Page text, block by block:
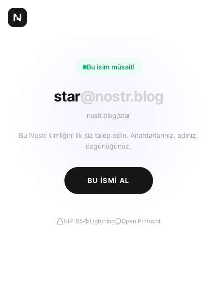
Bu isim müsait!
star@nostr.blog
nostr.blog/star
Bu Nostr kimliğini ilk siz talep edin. Anahtarlarınız, adınız,
özgürlüğünüz.
BU ISMI AL
NIP-05 Lightning Open Protocol